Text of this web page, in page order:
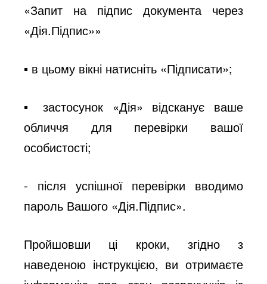
«Запит на підпис документа через
«Дія.Підпис»»
▪ в цьому вікні натисніть «Підписати»;
▪ застосунок «Дія» відсканує ваше
обличчя для перевірки вашої
особистості;
- після успішної перевірки вводимо
пароль Вашого «Дія.Підпис».
Пройшовши ці кроки, згідно з
наведеною інструкцією, ви отримаєте